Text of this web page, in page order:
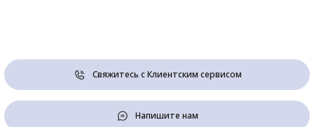
Свяжитесь с Клиентским сервисом
Напишите нам